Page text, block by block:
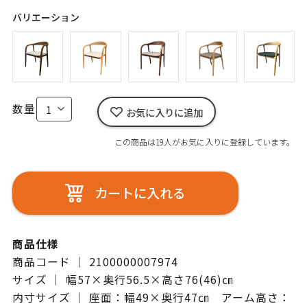
バリエーション
数量 お気に入りに追加
この商品は19人がお気に入りに登録しています。
カートに入れる
商品仕様
商品コード ｜ 2100000007974
サイズ ｜ 幅57×奥行56.5×高さ76(46)㎝
内寸サイズ ｜ 座面：幅49×奥行47㎝ アーム高さ：